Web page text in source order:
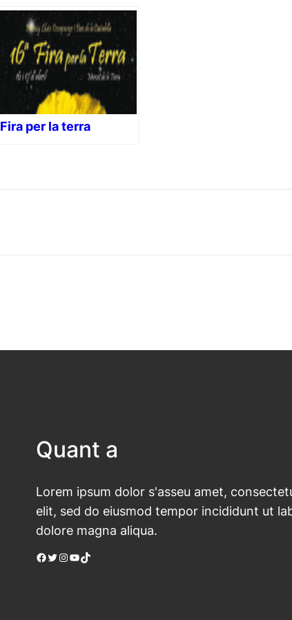
Fira per la terra
Quant a
Lorem ipsum dolor s'asseu amet,
elit, sed do eiusmod tempor incididunt ut
dolore magna aliqua.
Facebook Twitter Instagram YouTube TikTok